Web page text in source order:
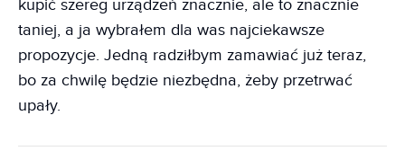
kupić szereg urządzeń znacznie, ale to znacznie
taniej, a ja wybrałem dla was najciekawsze
propozycje. Jedną radziłbym zamawiać już teraz,
bo za chwilę będzie niezbędna, żeby przetrwać
upały.